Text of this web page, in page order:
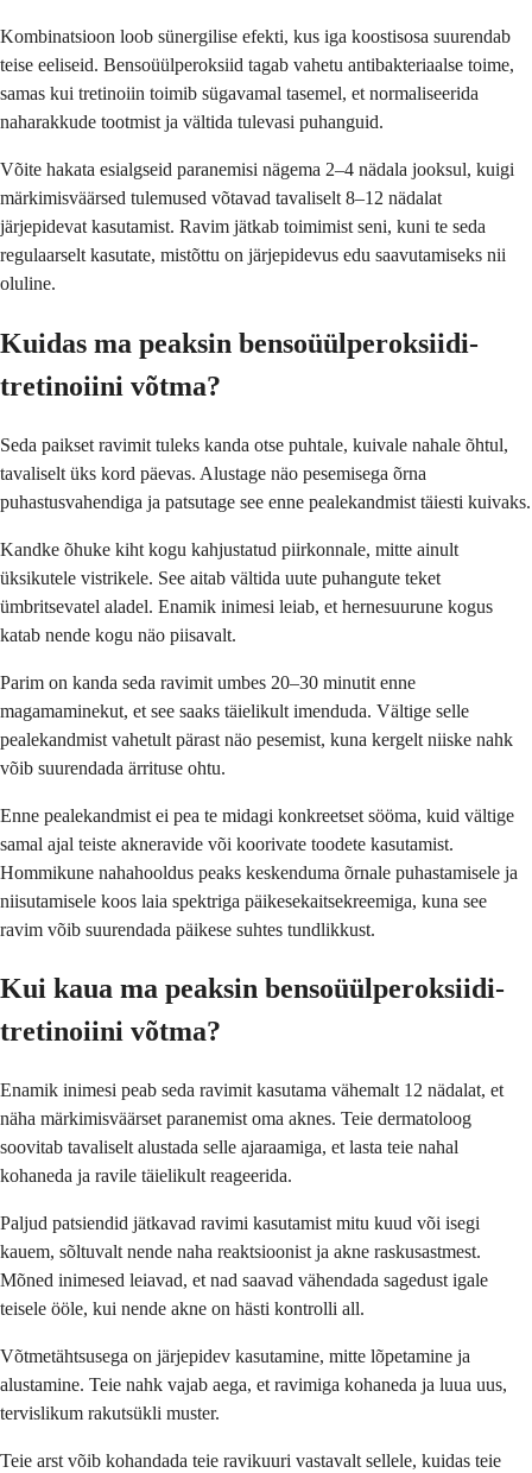
Kombinatsioon loob sünergilise efekti, kus iga koostisosa suurendab
teise eeliseid. Bensoüülperoksiid tagab vahetu antibakteriaalse toime,
samas kui tretinoiin toimib sügavamal tasemel, et normaliseerida
naharakkude tootmist ja vältida tulevasi puhanguid.
Võite hakata esialgseid paranemisi nägema 2–4 nädala jooksul, kuigi
märkimisväärsed tulemused võtavad tavaliselt 8–12 nädalat
järjepidevat kasutamist. Ravim jätkab toimimist seni, kuni te seda
regulaarselt kasutate, mistõttu on järjepidevus edu saavutamiseks nii
oluline.
Kuidas ma peaksin bensoüülperoksiidi-
tretinoiini võtma?
Seda paikset ravimit tuleks kanda otse puhtale, kuivale nahale õhtul,
tavaliselt üks kord päevas. Alustage näo pesemisega õrna
puhastusvahendiga ja patsutage see enne pealekandmist täiesti kuivaks.
Kandke õhuke kiht kogu kahjustatud piirkonnale, mitte ainult
üksikutele vistrikele. See aitab vältida uute puhangute teket
ümbritsevatel aladel. Enamik inimesi leiab, et hernesuurune kogus
katab nende kogu näo piisavalt.
Parim on kanda seda ravimit umbes 20–30 minutit enne
magamaminekut, et see saaks täielikult imenduda. Vältige selle
pealekandmist vahetult pärast näo pesemist, kuna kergelt niiske nahk
võib suurendada ärrituse ohtu.
Enne pealekandmist ei pea te midagi konkreetset sööma, kuid vältige
samal ajal teiste akneravide või koorivate toodete kasutamist.
Hommikune nahahooldus peaks keskenduma õrnale puhastamisele ja
niisutamisele koos laia spektriga päikesekaitsekreemiga, kuna see
ravim võib suurendada päikese suhtes tundlikkust.
Kui kaua ma peaksin bensoüülperoksiidi-
tretinoiini võtma?
Enamik inimesi peab seda ravimit kasutama vähemalt 12 nädalat, et
näha märkimisväärset paranemist oma aknes. Teie dermatoloog
soovitab tavaliselt alustada selle ajaraamiga, et lasta teie nahal
kohaneda ja ravile täielikult reageerida.
Paljud patsiendid jätkavad ravimi kasutamist mitu kuud või isegi
kauem, sõltuvalt nende naha reaktsioonist ja akne raskusastmest.
Mõned inimesed leiavad, et nad saavad vähendada sagedust igale
teisele ööle, kui nende akne on hästi kontrolli all.
Võtmetähtsusega on järjepidev kasutamine, mitte lõpetamine ja
alustamine. Teie nahk vajab aega, et ravimiga kohaneda ja luua uus,
tervislikum rakutsükli muster.
Teie arst võib kohandada teie ravikuuri vastavalt sellele, kuidas teie